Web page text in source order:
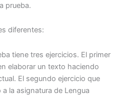
prueba.
diferentes:
tiene tres ejercicios. El primer
elaborar un texto haciendo
El segundo ejercicio que
la asignatura de Lengua